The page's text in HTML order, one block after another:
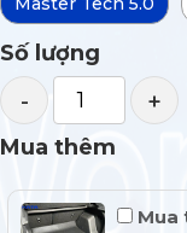
Số lượng
- +
Mua thêm
Mua